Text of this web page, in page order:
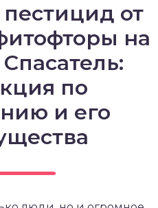
от
на
по
и его